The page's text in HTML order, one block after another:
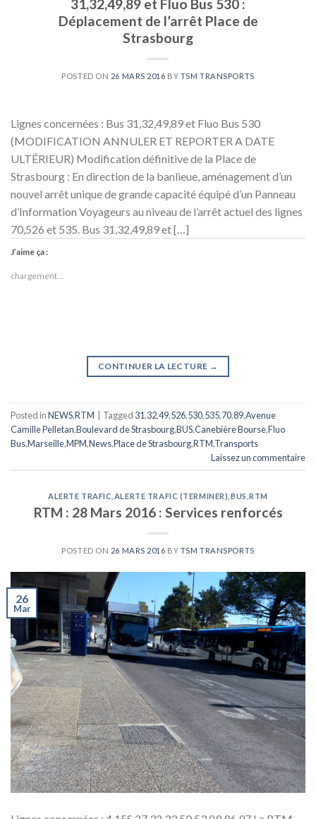
31,32,49,89 et Fluo Bus 530 :
Déplacement de l’arrêt Place de
Strasbourg
POSTED ON 26 MARS 2016 BY TSM TRANSPORTS
Lignes concernées : Bus 31,32,49,89 et Fluo Bus 530
(MODIFICATION ANNULER ET REPORTER A DATE
ULTÉRIEUR) Modification définitive de la Place de
Strasbourg : En direction de la banlieue, aménagement d’un
nouvel arrêt unique de grande capacité équipé d’un Panneau
d’Information Voyageurs au niveau de l’arrêt actuel des lignes
70,526 et 535. Bus 31,32,49,89 et […]
J’aime ça :
chargement…
CONTINUER LA LECTURE →
Posted inNEWS,RTM Tagged 31,32,49,526,530,535,70,89,Avenue
Camille Pelletan,Boulevard de Strasbourg,BUS,Canebière Bourse,Fluo
Bus,Marseille,MPM,News,Place de Strasbourg,RTM,Transports
Laissez un commentaire
ALERTE TRAFIC ALERTE TRAFIC (TERMINER) BUS ,RTM
RTM : 28 Mars 2016 : Services renforcés
POSTED ON 26 MARS 2016 BY TSM TRANSPORTS
26
Mar